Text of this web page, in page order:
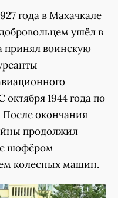
года в Махачкале
ушёл в
принял воинскую
1944 года по
После окончания
продолжил
шофёром
колесных машин.